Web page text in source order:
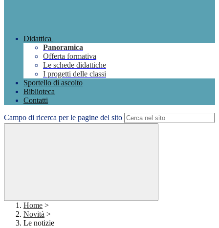
Didattica
Panoramica
Offerta formativa
Le schede didattiche
I progetti delle classi
Sportello di ascolto
Biblioteca
Contatti
Campo di ricerca per le pagine del sito
Home >
Novità >
Le notizie